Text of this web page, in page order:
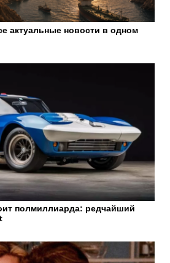
актуальные новости в одном
полмиллиарда: редчайший